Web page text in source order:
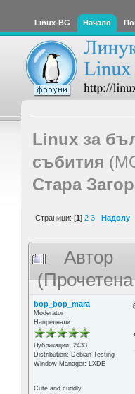
Linux-BG Начало
Linux за
събития
Стара
Страници: [1] 2 3 Надолу
Автор
bop_bop_mara
Moderator
Напреднали
Публикации: 2433
Distribution: Debian Testing
Window Manager: LXDE
Cute and cuddly